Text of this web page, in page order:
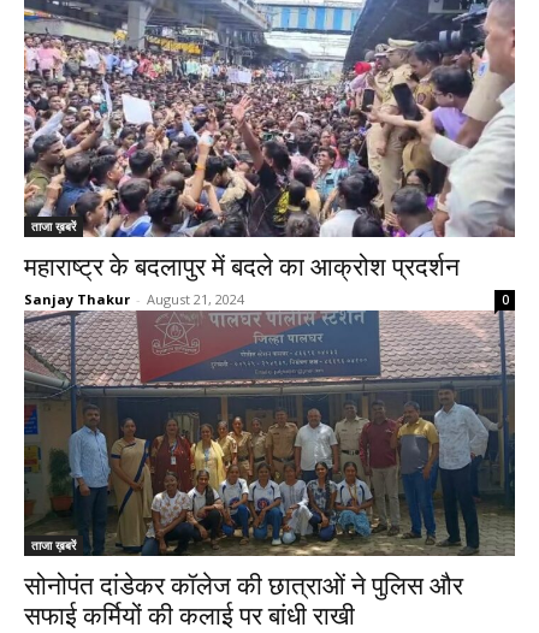
ताजा ख़बरें
महाराष्ट्र के बदलापुर में बदले का आक्रोश प्रदर्शन
Sanjay Thakur - August 21, 2024 0
ताजा ख़बरें
सोनोपंत दांडेकर कॉलेज की छात्राओं ने पुलिस और
सफाई कर्मियों की कलाई पर बांधी राखी